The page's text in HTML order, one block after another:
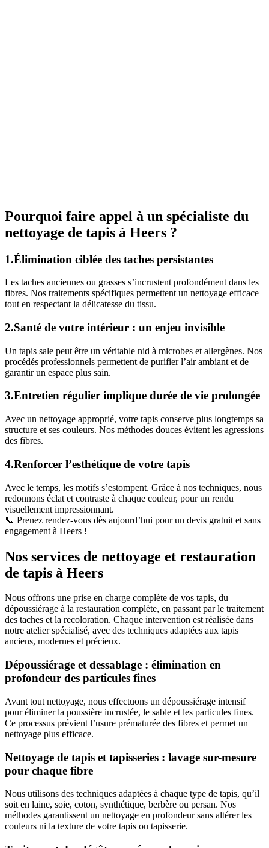
Pourquoi faire appel à un spécialiste du
nettoyage de tapis à Heers ?
1.Élimination ciblée des taches persistantes
Les taches anciennes ou grasses s’incrustent profondément dans les
fibres. Nos traitements spécifiques permettent un nettoyage efficace
tout en respectant la délicatesse du tissu.
2.Santé de votre intérieur : un enjeu invisible
Un tapis sale peut être un véritable nid à microbes et allergènes. Nos
procédés professionnels permettent de purifier l’air ambiant et de
garantir un espace plus sain.
3.Entretien régulier implique durée de vie prolongée
Avec un nettoyage approprié, votre tapis conserve plus longtemps sa
structure et ses couleurs. Nos méthodes douces évitent les agressions
des fibres.
4.Renforcer l’esthétique de votre tapis
Avec le temps, les motifs s’estompent. Grâce à nos techniques, nous
redonnons éclat et contraste à chaque couleur, pour un rendu
visuellement impressionnant.
📞 Prenez rendez-vous dès aujourd’hui pour un devis gratuit et sans
engagement à Heers !
Nos services de nettoyage et restauration
de tapis à Heers
Nous offrons une prise en charge complète de vos tapis, du
dépoussiérage à la restauration complète, en passant par le traitement
des taches et la recoloration. Chaque intervention est réalisée dans
notre atelier spécialisé, avec des techniques adaptées aux tapis
anciens, modernes et précieux.
Dépoussiérage et dessablage : élimination en
profondeur des particules fines
Avant tout nettoyage, nous effectuons un dépoussiérage intensif
pour éliminer la poussière incrustée, le sable et les particules fines.
Ce processus prévient l’usure prématurée des fibres et permet un
nettoyage plus efficace.
Nettoyage de tapis et tapisseries : lavage sur-mesure
pour chaque fibre
Nous utilisons des techniques adaptées à chaque type de tapis, qu’il
soit en laine, soie, coton, synthétique, berbère ou persan. Nos
méthodes garantissent un nettoyage en profondeur sans altérer les
couleurs ni la texture de votre tapis ou tapisserie.